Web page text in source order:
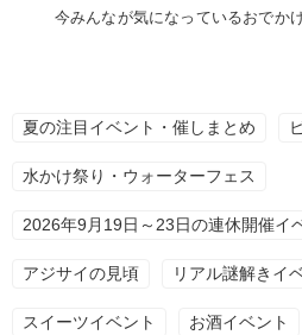
今みんなが気になっているおでか
夏の注目イベント・催しまとめ
水かけ祭り・ウォーターフェス
2026年9月19日～23日の連休開催イ
アジサイの見頃 リアル謎解きイ
スイーツイベント お酒イベント